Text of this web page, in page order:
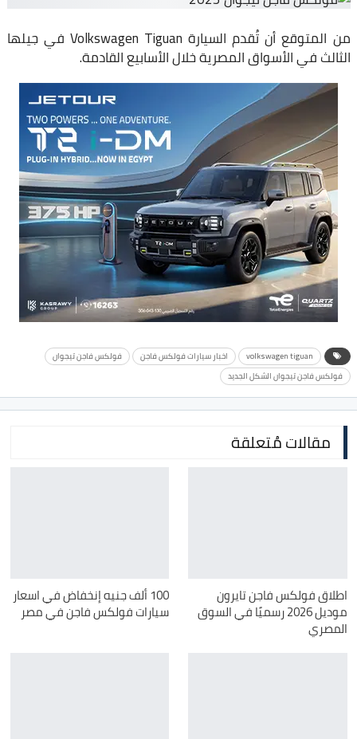
من المتوقع أن تُقدم السيارة Volkswagen Tiguan في جيلها
الثالث في الأسواق المصرية خلال الأسابيع القادمة.
volkswagen tiguan اخبار سيارات فولكس فاجن
فولكس فاجن تيجوان
فولكس فاجن تيجوان الشكل الجديد
مقالات مُتعلقة
اطلاق فولكس فاجن تايرون
موديل 2026 رسميًا في السوق
المصري
100 ألف جنيه إنخفاض في اسعار
سيارات فولكس فاجن في مصر